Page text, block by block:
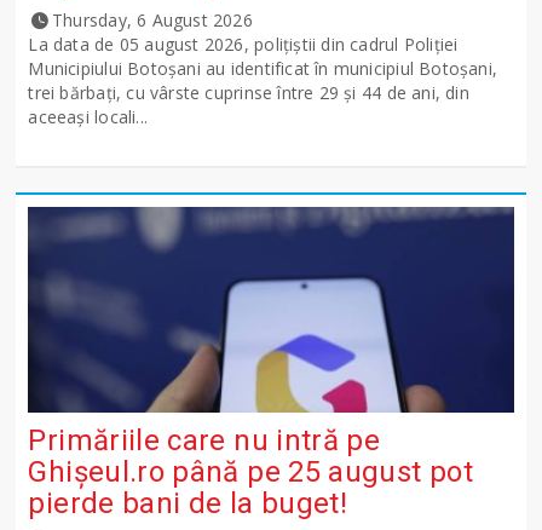
Thursday, 6 August 2026
La data de 05 august 2026, polițiștii din cadrul Poliției
Municipiului Botoșani au identificat în municipiul Botoșani,
trei bărbați, cu vârste cuprinse între 29 și 44 de ani, din
aceeași locali...
Primăriile care nu intră pe
Ghişeul.ro până pe 25 august pot
pierde bani de la buget!